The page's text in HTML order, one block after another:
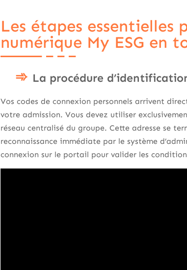
Les étapes essentielles
numérique My ESG en
La procédure
Vos codes de connexion personnels arrivent
votre admission. Vous devez utiliser
réseau centralisé du groupe. Cette adresse se
reconnaissance immédiate par le système
connexion sur le portail pour valider les